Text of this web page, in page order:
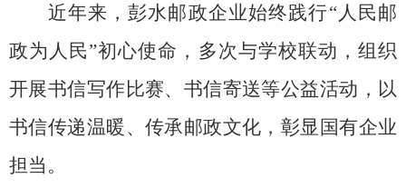
近年来，彭水邮政企业始终践行“人民邮
政为人民”初心使命，多次与学校联动，组织
开展书信写作比赛、书信寄送等公益活动，以
书信传递温暖、传承邮政文化，彰显国有企业
担当。